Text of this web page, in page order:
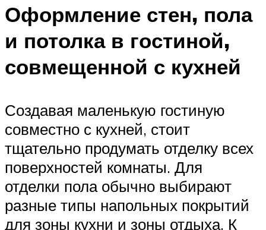
Оформление стен, пола
и потолка в гостиной,
совмещенной с кухней
Создавая маленькую гостиную
совместно с кухней, стоит
тщательно продумать отделку всех
поверхностей комнаты. Для
отделки пола обычно выбирают
разные типы напольных покрытий
для зоны кухни и зоны отдыха. К